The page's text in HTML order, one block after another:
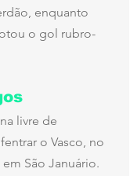
enquanto
o gol rubro-
livre de
o Vasco, no
em São Januário.